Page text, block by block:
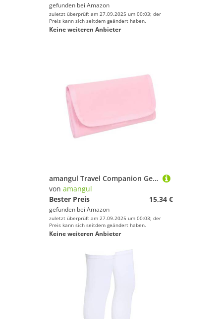
gefunden bei Amazon
zuletzt überprüft am 27.09.2025 um 00:03; der
Preis kann sich seitdem geändert haben.
Keine weiteren Anbieter
amangul Travel Companion Geldbeutel, 6 Fächer, wasserabweisend, Oxford-Gewebe, für Reisepässe, für Männer und Frauen, mehrere Währungen, Reisebrieftasche, B, Mass Beauty
von amangul
Bester Preis
15,34 €
gefunden bei Amazon
zuletzt überprüft am 27.09.2025 um 00:03; der
Preis kann sich seitdem geändert haben.
Keine weiteren Anbieter